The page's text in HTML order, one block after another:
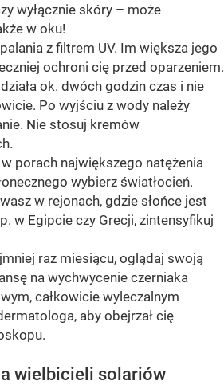
wyłącznie skóry – może
w oku!
z filtrem UV. Im większa jego
ochroni cię przed oparzeniem.
ok. dwóch godzin czas i nie
Po wyjściu z wody należy
Nie stosuj kremów
porach największego natężenia
wybierz światłocień.
w rejonach, gdzie słońce jest
w Egipcie czy Grecji, zintensyfikuj
raz miesiącu, oglądaj swoją
na wychwycenie czerniaka
całkowicie wyleczalnym
aby obejrzał cię
wielbicieli solariów